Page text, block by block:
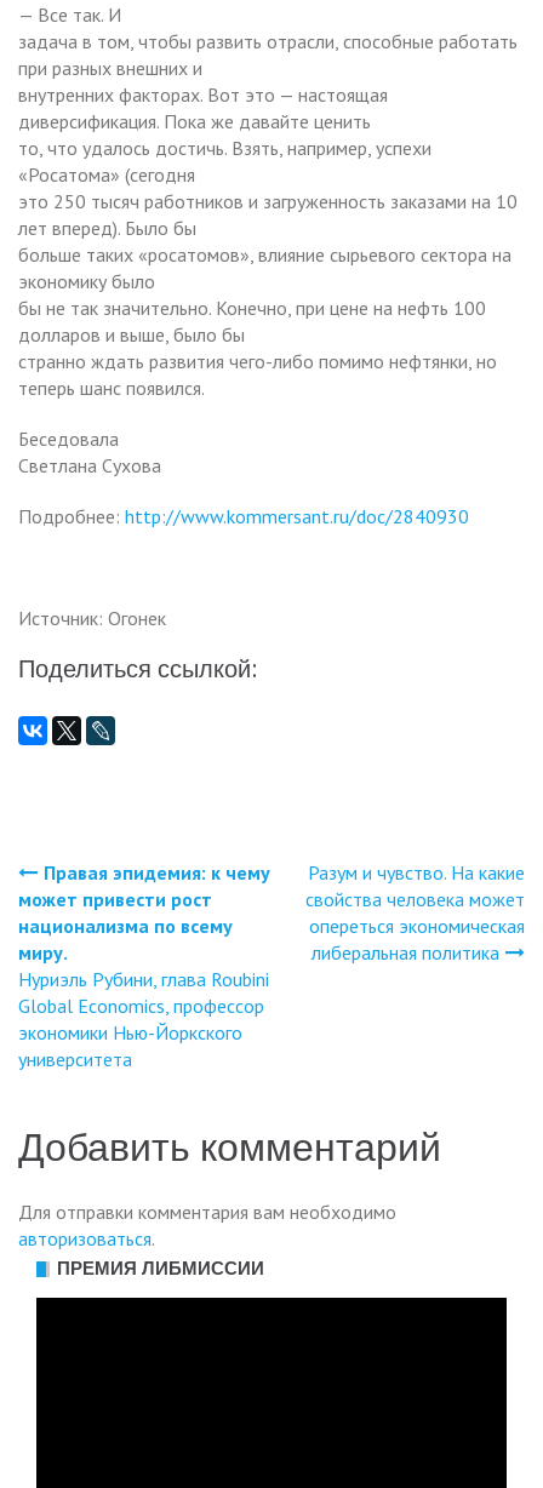
— Все так. И
задача в том, чтобы развить отрасли, способные работать
при разных внешних и
внутренних факторах. Вот это — настоящая
диверсификация. Пока же давайте ценить
то, что удалось достичь. Взять, например, успехи
«Росатома» (сегодня
это 250 тысяч работников и загруженность заказами на 10
лет вперед). Было бы
больше таких «росатомов», влияние сырьевого сектора на
экономику было
бы не так значительно. Конечно, при цене на нефть 100
долларов и выше, было бы
странно ждать развития чего-либо помимо нефтянки, но
теперь шанс появился.
Беседовала
Светлана Сухова
Подробнее: http://www.kommersant.ru/doc/2840930
Источник: Огонек
Поделиться ссылкой:
Навигация
по
записям
Правая эпидемия: к чему
может привести рост
национализма по всему
миру.
Нуриэль Рубини, глава Roubini
Global Economics, профессор
экономики Нью-Йоркского
университета
Разум и чувство. На какие
свойства человека может
опереться экономическая
либеральная политика
Добавить комментарий
Для отправки комментария вам необходимо
авторизоваться.
ПРЕМИЯ ЛИБМИССИИ